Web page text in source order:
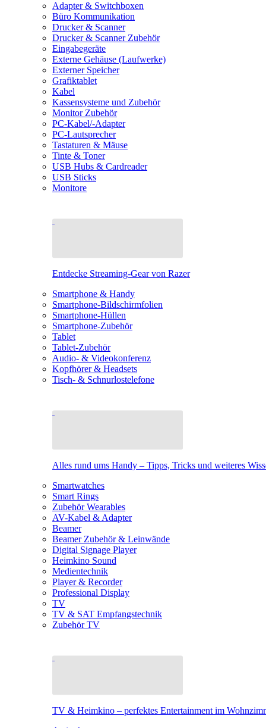
Adapter & Switchboxen
Büro Kommunikation
Drucker & Scanner
Drucker & Scanner Zubehör
Eingabegeräte
Externe Gehäuse (Laufwerke)
Externer Speicher
Grafiktablet
Kabel
Kassensysteme und Zubehör
Monitor Zubehör
PC-Kabel/-Adapter
PC-Lautsprecher
Tastaturen & Mäuse
Tinte & Toner
USB Hubs & Cardreader
USB Sticks
Monitore
Entdecke Streaming-Gear von Razer
Smartphone & Handy
Smartphone-Bildschirmfolien
Smartphone-Hüllen
Smartphone-Zubehör
Tablet
Tablet-Zubehör
Audio- & Videokonferenz
Kopfhörer & Headsets
Tisch- & Schnurlostelefone
Alles rund ums Handy – Tipps, Tricks und weiteres
Smartwatches
Smart Rings
Zubehör Wearables
AV-Kabel & Adapter
Beamer
Beamer Zubehör & Leinwände
Digital Signage Player
Heimkino Sound
Medientechnik
Player & Recorder
Professional Display
TV
TV & SAT Empfangstechnik
Zubehör TV
TV & Heimkino – perfektes Entertainment im